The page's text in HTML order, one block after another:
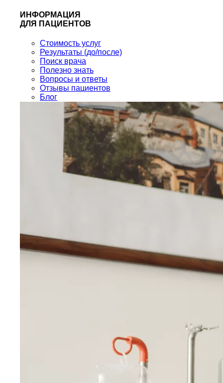
ИНФОРМАЦИЯ
ДЛЯ ПАЦИЕНТОВ
Стоимость услуг
Результаты (до/после)
Поиск врача
Полезно знать
Вопросы и ответы
Отзывы пациентов
Блог